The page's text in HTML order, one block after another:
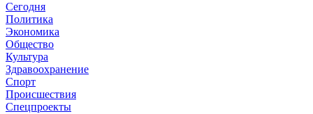
Сегодня
Политика
Экономика
Общество
Культура
Здравоохранение
Спорт
Происшествия
Спецпроекты